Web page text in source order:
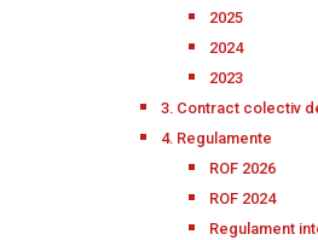
2025
2024
2023
3. Contract colectiv
4. Regulamente
ROF 2026
ROF 2024
Regulament